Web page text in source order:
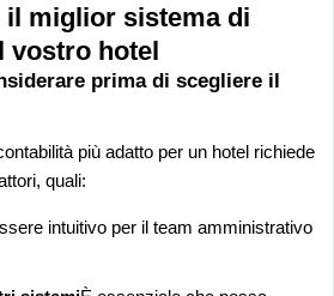
il miglior sistema di
vostro hotel
prima di scegliere il
più adatto per un hotel richiede
quali:
intuitivo per il team amministrativo